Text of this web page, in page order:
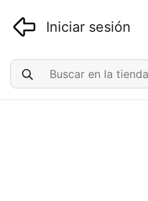
Iniciar sesión